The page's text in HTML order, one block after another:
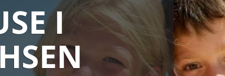
I
laveste pris
ét sted